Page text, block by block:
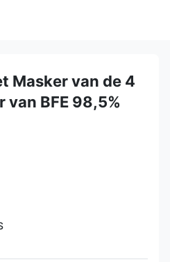
Masker van de 4
BFE 98,5%